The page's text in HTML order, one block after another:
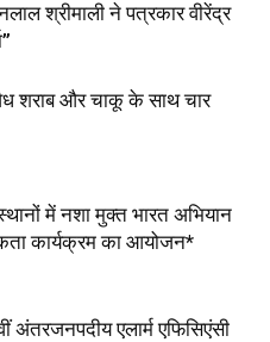
श्रीमाली ने पत्रकार वीरेंद्र
शराब और चाकू के साथ चार
में नशा मुक्त भारत अभियान
कार्यक्रम का आयोजन*
अंतरजनपदीय एलार्म एफिसिएंसी